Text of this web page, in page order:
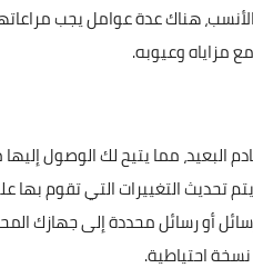
مزاياه وعيوبه.
البعيد، مما يتيح لك الوصول
تحديث التغييرات التي تقوم بها
أو رسائل محددة إلى جهازك
احتياطية.